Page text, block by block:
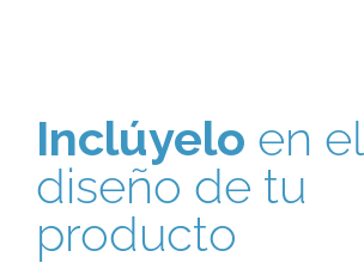
Inclúyelo en el
diseño de tu
producto